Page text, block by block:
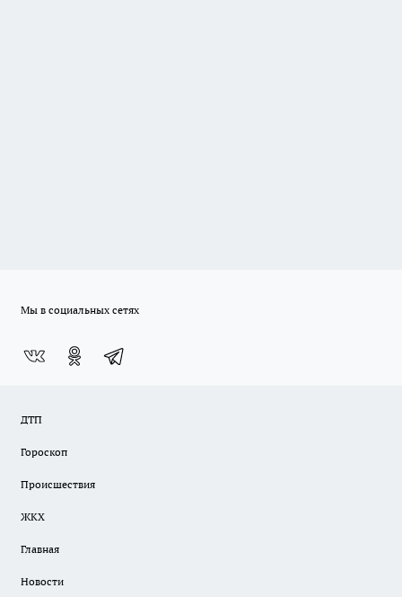
Мы в социальных сетях
ДТП
Гороскоп
Происшествия
ЖКХ
Главная
Новости